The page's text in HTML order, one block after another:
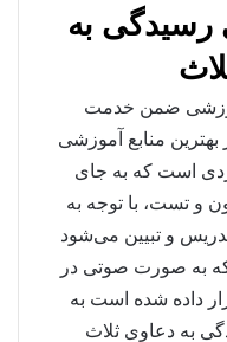
رسیدگی به
ضمن خدمت
منابع آموزشی
است که به جای
و تست، با توجه به
و تبیین می‌شود
به صورت صوتی در
داده شده است به
به دعاوی ثلاث